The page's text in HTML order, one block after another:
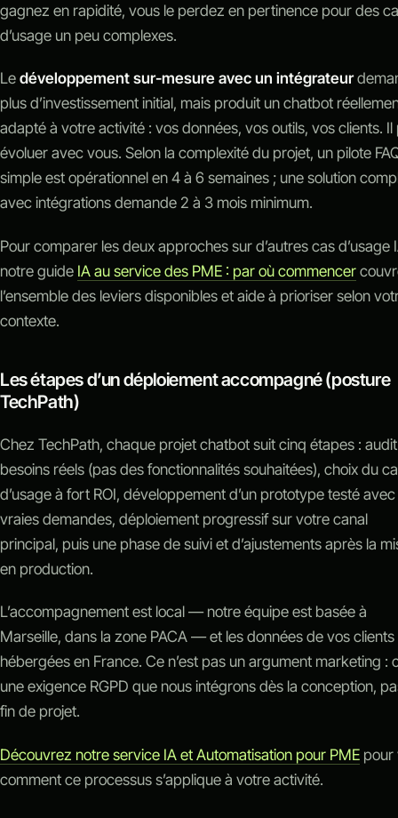
gagnez en rapidité, vous le perdez en pertinence pour des
d’usage un peu complexes.
Ledéveloppement sur-mesure avec un intégrateur
plus d’investissement initial, mais produit un chatbot
adapté à votre activité : vos données, vos outils, vos clients. Il
évoluer avec vous. Selon la complexité du projet, un pilote
simple est opérationnel en 4 à 6 semaines ; une solution
avec intégrations demande 2 à 3 mois minimum.
Pour comparer les deux approches sur d’autres cas d’usage
notre guide IA au service des PME : par où commencer
l’ensemble des leviers disponibles et aide à prioriser selon
contexte.
Les étapes d’un déploiement accompagné (posture
TechPath)
Chez TechPath, chaque projet chatbot suit cinq étapes :
besoins réels (pas des fonctionnalités souhaitées), choix du
d’usage à fort ROI, développement d’un prototype testé
vraies demandes, déploiement progressif sur votre canal
principal, puis une phase de suivi et d’ajustements après la
en production.
L’accompagnement est local — notre équipe est basée à
Marseille, dans la zone PACA — et les données de vos clients
hébergées en France. Ce n’est pas un argument marketing :
une exigence RGPD que nous intégrons dès la conception,
fin de projet.
Découvrez notre service IA et Automatisation pour PME pour
comment ce processus s’applique à votre activité.